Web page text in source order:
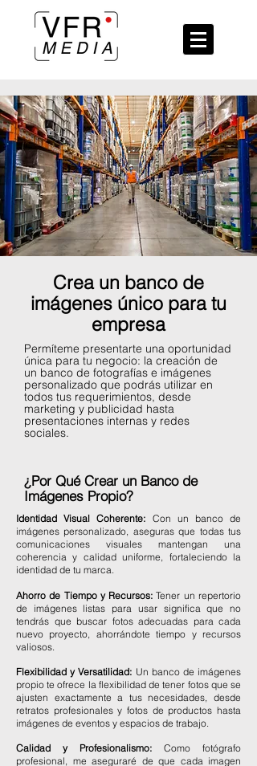
Crea un banco de
imágenes único para tu
empresa
Permíteme presentarte una oportunidad
única para tu negocio: la creación de
un banco de fotografías e imágenes
personalizado que podrás utilizar en
todos tus requerimientos, desde
marketing y publicidad hasta
presentaciones internas y redes
sociales.
¿Por Qué Crear un Banco de
Imágenes Propio?
Identidad Visual Coherente: Con un banco de
imágenes personalizado, aseguras que todas tus
comunicaciones visuales mantengan una
coherencia y calidad uniforme, fortaleciendo la
identidad de tu marca.
Ahorro de Tiempo y Recursos: Tener un repertorio
de imágenes listas para usar significa que no
tendrás que buscar fotos adecuadas para cada
nuevo proyecto, ahorrándote tiempo y recursos
valiosos.
Flexibilidad y Versatilidad: Un banco de imágenes
propio te ofrece la flexibilidad de tener fotos que se
ajusten exactamente a tus necesidades, desde
retratos profesionales y fotos de productos hasta
imágenes de eventos y espacios de trabajo.
Calidad y Profesionalismo: Como fotógrafo
profesional, me aseguraré de que cada imagen